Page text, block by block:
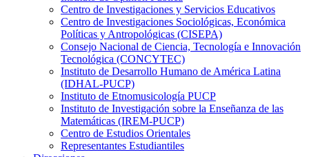
Centro de Investigaciones y Servicios Educativos
Centro de Investigaciones Sociológicas, Económica
Políticas y Antropológicas (CISEPA)
Consejo Nacional de Ciencia, Tecnología e Innovación
Tecnológica (CONCYTEC)
Instituto de Desarrollo Humano de América Latina
(IDHAL-PUCP)
Instituto de Etnomusicología PUCP
Instituto de Investigación sobre la Enseñanza de las
Matemáticas (IREM-PUCP)
Centro de Estudios Orientales
Representantes Estudiantiles